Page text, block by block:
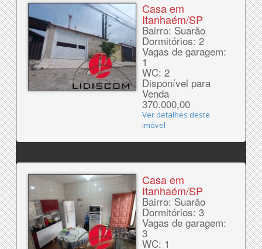
Casa em
Itanhaém/SP
Bairro: Suarão
Dormitórios: 2
Vagas de garagem:
1
WC: 2
Disponível para
Venda
370.000,00
Ver detalhes deste
imóvel
Casa em
Itanhaém/SP
Bairro: Suarão
Dormitórios: 3
Vagas de garagem:
3
WC: 1